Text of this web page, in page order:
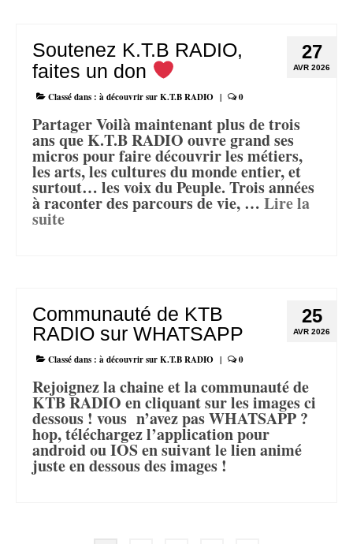
27
AVR 2026
Soutenez K.T.B RADIO,
faites un don
Classé dans : à découvrir sur K.T.B RADIO | 0
Partager Voilà maintenant plus de trois
ans que K.T.B RADIO ouvre grand ses
micros pour faire découvrir les métiers,
les arts, les cultures du monde entier, et
surtout… les voix du Peuple. Trois années
à raconter des parcours de vie, … Lire la
suite­­
25
AVR 2026
Communauté de KTB
RADIO sur WHATSAPP
Classé dans : à découvrir sur K.T.B RADIO | 0
Rejoignez la chaine et la communauté de
KTB RADIO en cliquant sur les images ci
dessous ! vous n’avez pas WHATSAPP ?
hop, téléchargez l’application pour
android ou IOS en suivant le lien animé
juste en dessous des images !